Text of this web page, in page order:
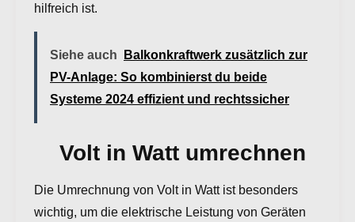
hilfreich ist.
Siehe auch
Balkonkraftwerk zusätzlich zur
PV-Anlage: So kombinierst du beide
Systeme 2024 effizient und rechtssicher
Volt in Watt umrechnen
Die Umrechnung von Volt in Watt ist besonders
wichtig, um die elektrische Leistung von Geräten